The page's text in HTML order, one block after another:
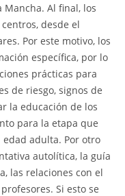
Mancha. Al final, los
desde el
Por este motivo, los
específica, por lo
prácticas para
de riesgo, signos de
la educación de los
para la etapa que
adulta. Por otro
autolítica, la guía
las relaciones con el
Si esto se